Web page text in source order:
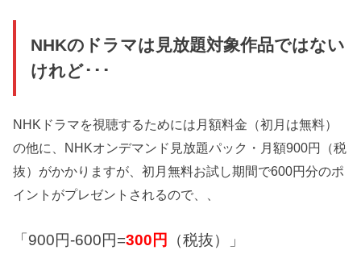
NHKのドラマは見放題対象作品ではない
けれど･･･
NHKドラマを視聴するためには月額料金（初月は無料）
の他に、NHKオンデマンド見放題パック・月額900円（税
抜）がかかりますが、初月無料お試し期間で600円分のポ
イントがプレゼントされるので、、
「900円-600円=300円 （税抜）」